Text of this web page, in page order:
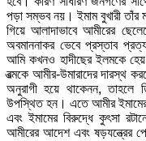
পড়া সম্ভব নয়। ইমাম বুখারী তাঁর
গিয়ে আলাদাভাবে আমীরের
অবমাননাকর ভেবে প্রস্তাব
আমি কখনও হাদীছের ইলমকে
রত্মকে আমীর-উমারাদের দারস্থ
অনুরাগী হয়ে থাকেনন, তাহলে
উপস্থিত হন। এতে আমীর ইমামের
এবং ইমামের বিরুদ্ধে কুৎসা
আমীরের আদেশ এবং ষড়যন্ত্রের